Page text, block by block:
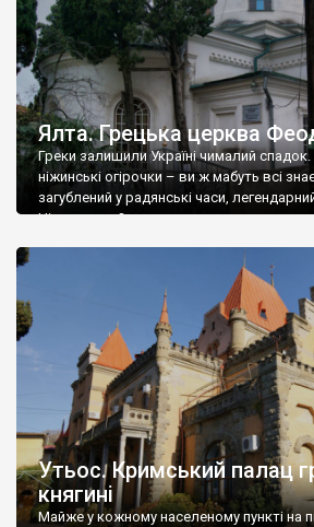
Ялта. Грецька церква
Греки залишили Україні чималий
ніжинські огірочки – ви ж мабуть всі
загублений у радянські часи,
Ніжин греки?
Утьос. Кримський палац
княгині
Майже у кожному населеному пункті на